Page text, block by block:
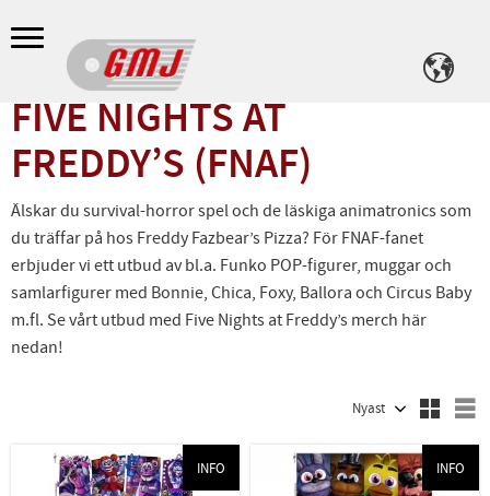
Meny
FIVE NIGHTS AT
FREDDY’S (FNAF)
Älskar du survival-horror spel och de läskiga animatronics som
du träffar på hos Freddy Fazbear’s Pizza? För FNAF-fanet
erbjuder vi ett utbud av bl.a. Funko POP-figurer, muggar och
samlarfigurer med Bonnie, Chica, Foxy, Ballora och Circus Baby
m.fl. Se vårt utbud med Five Nights at Freddy’s merch här
nedan!
INFO INFO